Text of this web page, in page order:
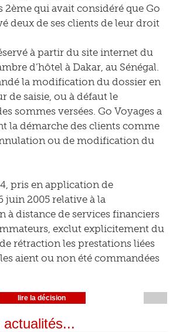
qui avait considéré que Go
deux de ses clients de leur droit
à partir du site internet du
d’hôtel à Dakar, au Sénégal.
la modification du dossier en
de saisie, ou à défaut le
sommes versées. Go Voyages a
la démarche des clients comme
ou de modification du
pris en application de
juin 2005 relative à la
à distance de services financiers
exclut explicitement du
rétraction les prestations liées
aient ou non été commandées
lire la décision
actualités...